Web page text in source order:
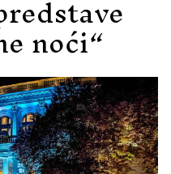
noći“